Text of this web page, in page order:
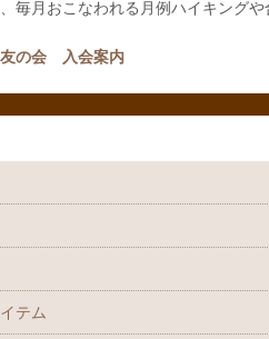
毎月おこなわれる月例ハイキング
友の会 入会案内
テム